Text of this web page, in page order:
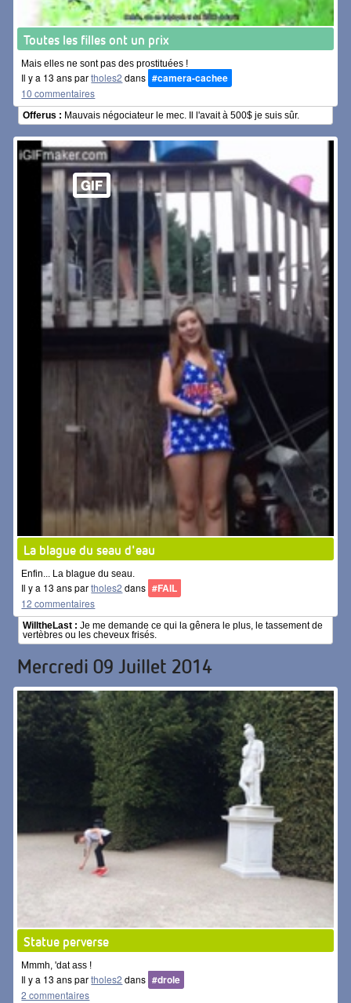
Toutes les filles ont un prix
Mais elles ne sont pas des prostituées !
Il y a 13 ans partholes2 dans #camera-cachee
10 commentaires
Offerus : Mauvais négociateur le mec. Il l'avait à 500$ je suis sûr.
La blague du seau d'eau
Enfin... La blague du seau.
Il y a 13 ans partholes2 dans #FAIL
12 commentaires
WilltheLast : Je me demande ce qui la gênera le plus, le tassement de
vertèbres ou les cheveux frisés.
Mercredi 09 Juillet 2014
Statue perverse
Mmmh, 'dat ass !
Il y a 13 ans partholes2 dans #drole
2 commentaires